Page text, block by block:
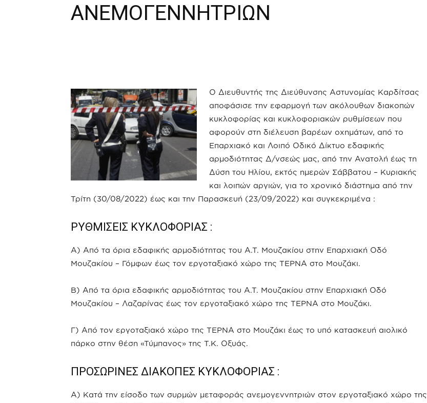
ΑΝΕΜΟΓΕΝΝΗΤΡΙΩΝ
Ο Διευθυντής της Διεύθυνσης Αστυνομίας Καρδίτσας
αποφάσισε την εφαρμογή των ακόλουθων διακοπών
κυκλοφορίας και κυκλοφοριακών ρυθμίσεων που
αφορούν στη διέλευση βαρέων οχημάτων, από το
Επαρχιακό και Λοιπό Οδικό Δίκτυο εδαφικής
αρμοδιότητας Δ/νσεώς μας, από την Ανατολή έως τη
Δύση του Ηλίου, εκτός ημερών Σάββατου – Κυριακής
και λοιπών αργιών, για το χρονικό διάστημα από την
Τρίτη (30/08/2022) έως και την Παρασκευή (23/09/2022) και συγκεκριμένα :
ΡΥΘΜΙΣΕΙΣ ΚΥΚΛΟΦΟΡΙΑΣ :
Α) Από τα όρια εδαφικής αρμοδιότητας του Α.Τ. Μουζακίου στην Επαρχιακή Οδό
Μουζακίου – Γόμφων έως τον εργοταξιακό χώρο της ΤΕΡΝΑ στο Μουζάκι.
Β) Από τα όρια εδαφικής αρμοδιότητας του Α.Τ. Μουζακίου στην Επαρχιακή Οδό
Μουζακίου – Λαζαρίνας έως τον εργοταξιακό χώρο της ΤΕΡΝΑ στο Μουζάκι.
Γ) Από τον εργοταξιακό χώρο της ΤΕΡΝΑ στο Μουζάκι έως το υπό κατασκευή αιολικό
πάρκο στην θέση «Τύμπανος» της Τ.Κ. Οξυάς.
ΠΡΟΣΩΡΙΝΕΣ ΔΙΑΚΟΠΕΣ ΚΥΚΛΟΦΟΡΙΑΣ :
Α) Κατά την είσοδο των συρμών μεταφοράς ανεμογεννητριών στον εργοταξιακό χώρο της